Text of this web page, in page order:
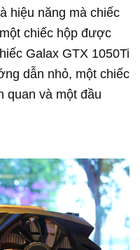
hiệu năng mà chiếc
chiếc hộp được
Galax GTX 1050Ti
dẫn nhỏ, một chiếc
quan và một đầu